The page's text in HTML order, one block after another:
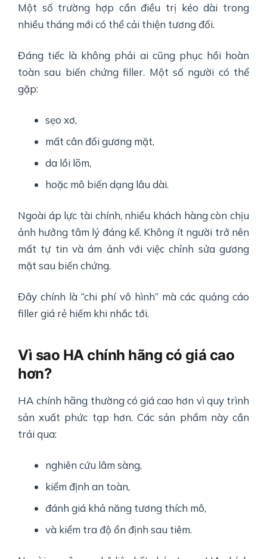
Một số trường hợp cần điều trị kéo dài trong
nhiều tháng mới có thể cải thiện tương đối.
Đáng tiếc là không phải ai cũng phục hồi hoàn
toàn sau biến chứng filler. Một số người có thể
gặp:
sẹo xơ,
mất cân đối gương mặt,
da lồi lõm,
hoặc mô biến dạng lâu dài.
Ngoài áp lực tài chính, nhiều khách hàng còn chịu
ảnh hưởng tâm lý đáng kể. Không ít người trở nên
mất tự tin và ám ảnh với việc chỉnh sửa gương
mặt sau biến chứng.
Đây chính là “chi phí vô hình” mà các quảng cáo
filler giá rẻ hiếm khi nhắc tới.
Vì sao HA chính hãng có giá cao
hơn?
HA chính hãng thường có giá cao hơn vì quy trình
sản xuất phức tạp hơn. Các sản phẩm này cần
trải qua:
nghiên cứu lâm sàng,
kiểm định an toàn,
đánh giá khả năng tương thích mô,
và kiểm tra độ ổn định sau tiêm.